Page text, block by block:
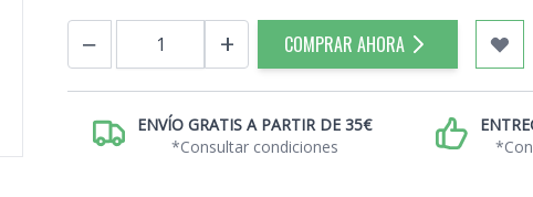
− + COMPRAR AHORA
ENVÍO GRATIS A PARTIR DE 35€
*Consultar condiciones